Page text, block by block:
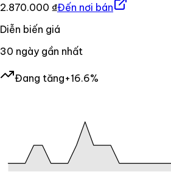
2.870.000 ₫Đến nơi bán
Diễn biến giá
30 ngày gần nhất
Đang tăng+16.6%